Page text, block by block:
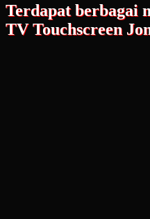
Terdapat berbagai
TV Touchscreen